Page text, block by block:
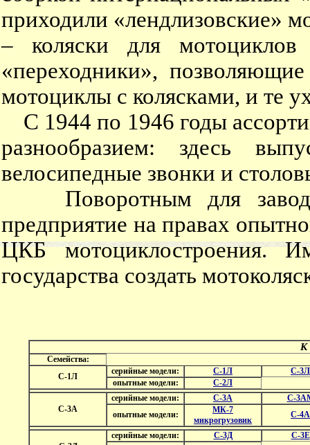
приходили «лендлизовские»
– коляски для
«переходники»,
мотоциклы с колясками, и те
С 1944 по 1946 годы
разнообразием: здесь
велосипедные звонки и
Поворотным для завода
предприятие на правах
ЦКБ мотоциклостроения.
государства создать
К
Семейства:
С-1Л
серийные модели: С-1Л
С-3Л
опытные модели:
С-2Л
С-3А
серийные модели: С-3А
С-
опытные модели:
МК-7
микрогрузовик
С-4А
серийные модели: С-3Д
С-3Е